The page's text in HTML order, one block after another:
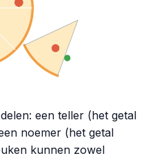
een teller (het getal
noemer (het getal
kunnen zowel